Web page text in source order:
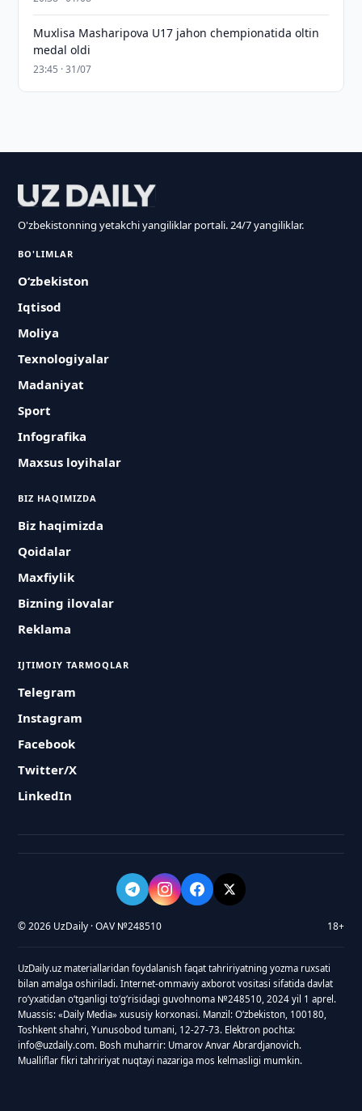
Muxlisa Masharipova U17 jahon chempionatida oltin
medal oldi
23:45 · 31/07
O'zbekistonning yetakchi yangiliklar portali. 24/7 yangiliklar.
BO'LIMLAR
O‘zbekiston
Iqtisod
Moliya
Texnologiyalar
Madaniyat
Sport
Infografika
Maxsus loyihalar
BIZ HAQIMIZDA
Biz haqimizda
Qoidalar
Maxfiylik
Bizning ilovalar
Reklama
IJTIMOIY TARMOQLAR
Telegram
Instagram
Facebook
Twitter/X
LinkedIn
© 2026 UzDaily · OAV №248510 18+
UzDaily.uz materiallaridan foydalanish faqat tahririyatning yozma ruxsati
bilan amalga oshiriladi. Internet-ommaviy axborot vositasi sifatida davlat
roʻyxatidan oʻtganligi toʻgʻrisidagi guvohnoma №248510, 2024 yil 1 aprel.
Muassis: «Daily Media» xususiy korxonasi. Manzil: Oʻzbekiston, 100180,
Toshkent shahri, Yunusobod tumani, 12-27-73. Elektron pochta:
info@uzdaily.com. Bosh muharrir: Umarov Anvar Abrardjanovich.
Mualliflar fikri tahririyat nuqtayi nazariga mos kelmasligi mumkin.